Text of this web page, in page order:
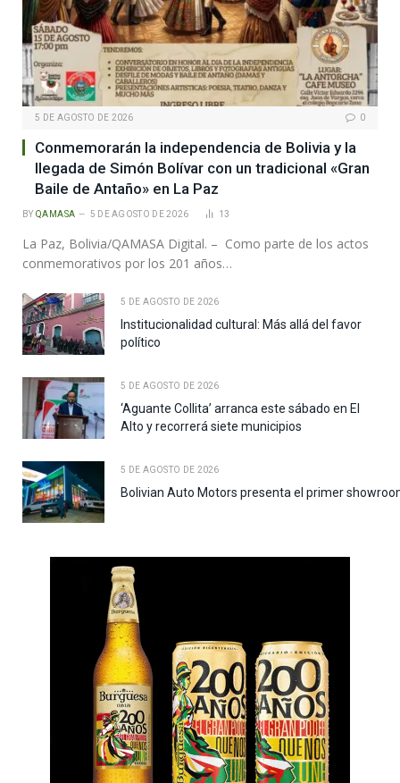
5 DE AGOSTO DE 2026 0
Conmemorarán la independencia de Bolivia y la
llegada de Simón Bolívar con un tradicional «Gran
Baile de Antaño» en La Paz
BY QAMASA 5 DE AGOSTO DE 2026 13
La Paz, Bolivia/QAMASA Digital. – Como parte de los actos
conmemorativos por los 201 años…
5 DE AGOSTO DE 2026
Institucionalidad cultural: Más allá del favor
político
5 DE AGOSTO DE 2026
‘Aguante Collita’ arranca este sábado en El
Alto y recorrerá siete municipios
5 DE AGOSTO DE 2026
Bolivian Auto Motors presenta el primer